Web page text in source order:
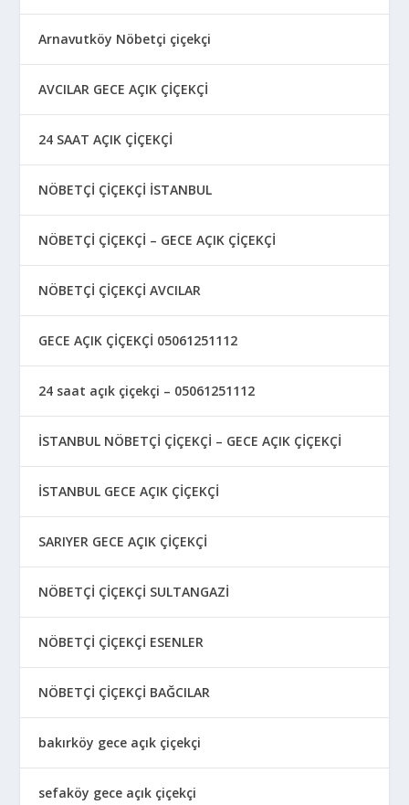
Arnavutköy Nöbetçi çiçekçi
AVCILAR GECE AÇIK ÇİÇEKÇİ
24 SAAT AÇIK ÇİÇEKÇİ
NÖBETÇİ ÇİÇEKÇİ İSTANBUL
NÖBETÇİ ÇİÇEKÇİ – GECE AÇIK ÇİÇEKÇİ
NÖBETÇİ ÇİÇEKÇİ AVCILAR
GECE AÇIK ÇİÇEKÇİ 05061251112
24 saat açık çiçekçi – 05061251112
İSTANBUL NÖBETÇİ ÇİÇEKÇİ – GECE AÇIK ÇİÇEKÇİ
İSTANBUL GECE AÇIK ÇİÇEKÇİ
SARIYER GECE AÇIK ÇİÇEKÇİ
NÖBETÇİ ÇİÇEKÇİ SULTANGAZİ
NÖBETÇİ ÇİÇEKÇİ ESENLER
NÖBETÇİ ÇİÇEKÇİ BAĞCILAR
bakırköy gece açık çiçekçi
sefaköy gece açık çiçekçi